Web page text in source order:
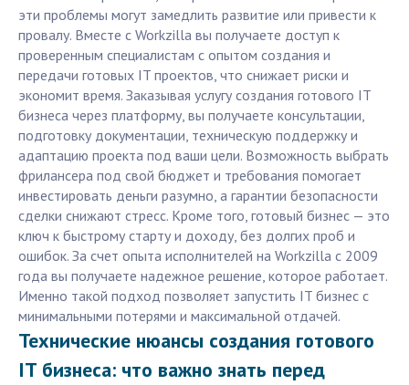
эти проблемы могут замедлить развитие или привести к
провалу. Вместе с Workzilla вы получаете доступ к
проверенным специалистам с опытом создания и
передачи готовых IT проектов, что снижает риски и
экономит время. Заказывая услугу создания готового IT
бизнеса через платформу, вы получаете консультации,
подготовку документации, техническую поддержку и
адаптацию проекта под ваши цели. Возможность выбрать
фрилансера под свой бюджет и требования помогает
инвестировать деньги разумно, а гарантии безопасности
сделки снижают стресс. Кроме того, готовый бизнес — это
ключ к быстрому старту и доходу, без долгих проб и
ошибок. За счет опыта исполнителей на Workzilla с 2009
года вы получаете надежное решение, которое работает.
Именно такой подход позволяет запустить IT бизнес с
минимальными потерями и максимальной отдачей.
Технические нюансы создания готового
IT бизнеса: что важно знать перед